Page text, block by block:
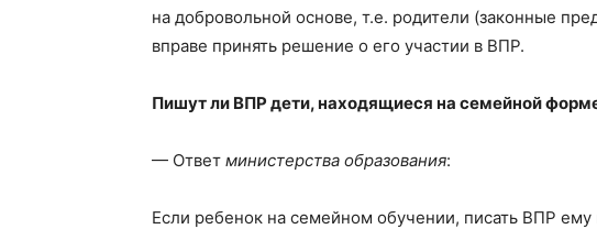
на добровольной основе, т.е. родители (законные
вправе принять решение о его участии в ВПР.
Пишут ли ВПР дети, находящиеся на семейной
— Ответ министерства образования:
Если ребенок на семейном обучении, писать ВПР